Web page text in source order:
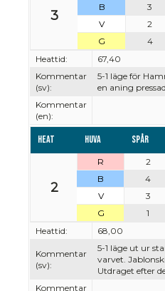
3
B
3
V
2
G
4
Heattid:
67,40
Kommentar
(sv):
5-1 läge för
en aning
Kommentar
(en):
Heat Huva Spår
2
R 2
B
4
V
3
G
1
Heattid:
68,00
Kommentar
(sv):
5-1 läge ut ur
varvet.
Utdraget efter
Kommentar